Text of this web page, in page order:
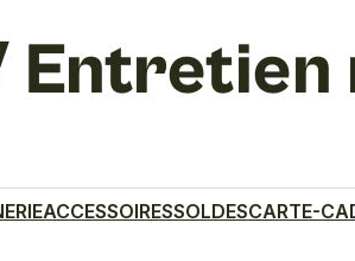
Entretien
ACCESSOIRESSOLDESCARTE-